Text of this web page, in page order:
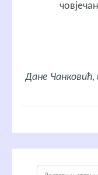
Дане Чанковић,